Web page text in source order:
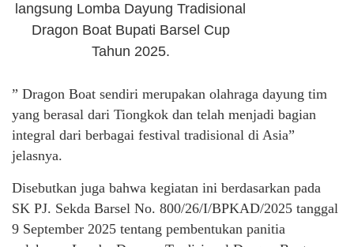
langsung Lomba Dayung Tradisional
Dragon Boat Bupati Barsel Cup
Tahun 2025.
” Dragon Boat sendiri merupakan olahraga dayung tim
yang berasal dari Tiongkok dan telah menjadi bagian
integral dari berbagai festival tradisional di Asia”
jelasnya.
Disebutkan juga bahwa kegiatan ini berdasarkan pada
SK PJ. Sekda Barsel No. 800/26/I/BPKAD/2025 tanggal
9 September 2025 tentang pembentukan panitia